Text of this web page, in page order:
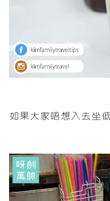
如果大家唔想入去坐